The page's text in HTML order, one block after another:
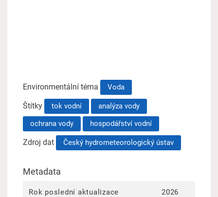
Environmentální téma Voda
Štítky tok vodní
analýza vody
ochrana vody
hospodářství vodní
Zdroj dat Český hydrometeorologický ústav
Metadata
Rok poslední aktualizace 2026